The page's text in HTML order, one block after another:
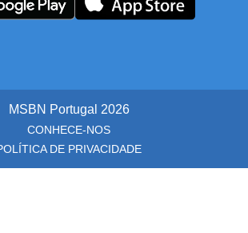
MSBN Portugal 2026
CONHECE-NOS
DE PRIVACIDADE